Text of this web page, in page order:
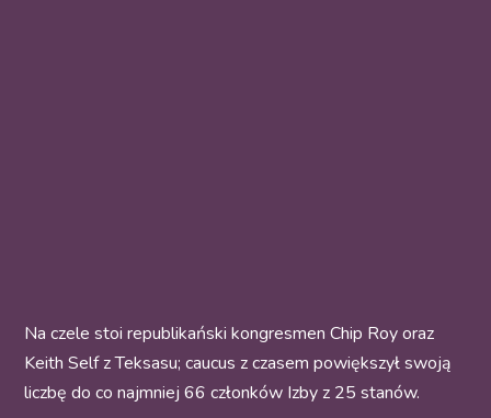
Na czele stoi republikański kongresmen Chip Roy oraz
Keith Self z Teksasu; caucus z czasem powiększył swoją
liczbę do co najmniej 66 członków Izby z 25 stanów.